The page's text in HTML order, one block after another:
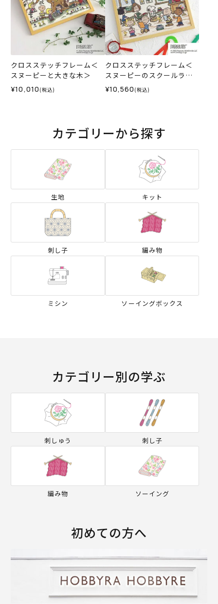
クロスステッチフレーム＜
スヌーピーと大きな木＞
¥10,010 (税込)
クロスステッチフレーム＜
スヌーピーのスクールライ
フ＞
¥10,560 (税込)
カテゴリーから探す
生地 キット
刺し子 編み物
ミシン ソーイングボックス
カテゴリー別の学ぶ
刺しゅう 刺し子
編み物 ソーイング
初めての方へ